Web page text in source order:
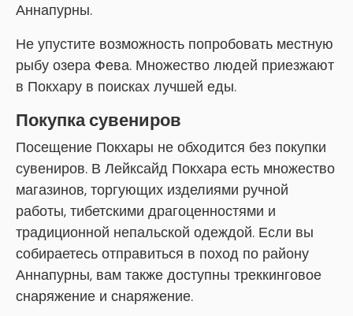
Аннапурны.
Не упустите возможность попробовать местную
рыбу озера Фева. Множество людей приезжают
в Покхару в поисках лучшей еды.
Покупка сувениров
Посещение Покхары не обходится без покупки
сувениров. В Лейксайд Покхара есть множество
магазинов, торгующих изделиями ручной
работы, тибетскими драгоценностями и
традиционной непальской одеждой. Если вы
собираетесь отправиться в поход по району
Аннапурны, вам также доступны треккинговое
снаряжение и снаряжение.